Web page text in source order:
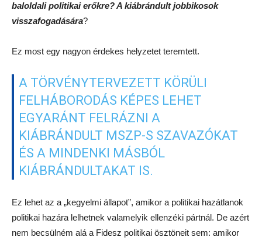
baloldali politikai erőkre? A kiábrándult jobbikosok
visszafogadására?
Ez most egy nagyon érdekes helyzetet teremtett.
A TÖRVÉNYTERVEZETT KÖRÜLI
FELHÁBORODÁS KÉPES LEHET
EGYARÁNT FELRÁZNI A
KIÁBRÁNDULT MSZP-S SZAVAZÓKAT
ÉS A MINDENKI MÁSBÓL
KIÁBRÁNDULTAKAT IS.
Ez lehet az a „kegyelmi állapot”, amikor a politikai hazátlanok
politikai hazára lelhetnek valamelyik ellenzéki pártnál. De azért
nem becsülném alá a Fidesz politikai ösztöneit sem: amikor